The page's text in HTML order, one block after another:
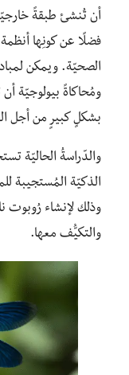
أن تُنشئ طبقةً
فضلًا عن كونِها
الصحيّة. ويمكن
ومُحاكاةً بيولوجيّة
بشكلٍ كبيرٍ من أجل
والدّراسةُ الحاليّة
الذكيّة المُستجيبة
وذلك لإنشاء رُوبوت
والتكيُّف معها.